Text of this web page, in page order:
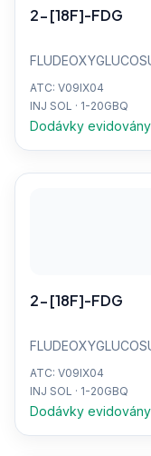
2-[18F]-FDG
ATC: V09IX04
INJ SOL · 1-20GBQ
Dodávky evidovány
2-[18F]-FDG
ATC: V09IX04
INJ SOL · 1-20GBQ
Dodávky evidovány